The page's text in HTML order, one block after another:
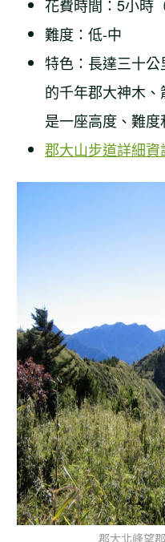
花費時間：5小時
難度：低-中
特色：長達三十
的千年郡大神木
是一座高度、難度
郡大山步道詳細資
郡大北峰望